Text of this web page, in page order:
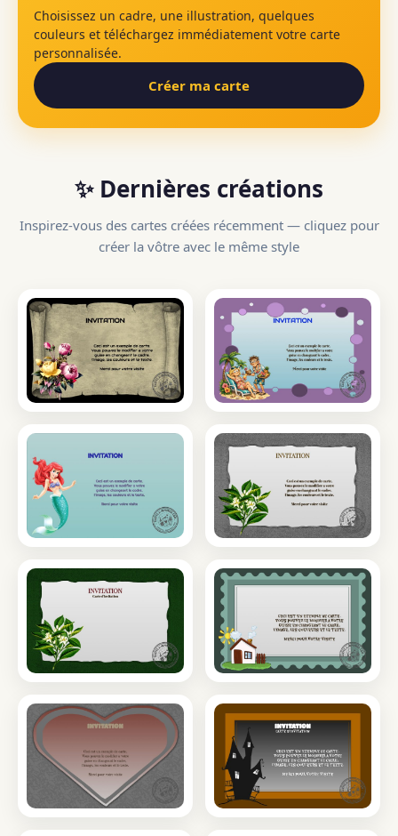
Choisissez un cadre, une illustration, quelques
couleurs et téléchargez immédiatement votre carte
personnalisée.
Créer ma carte
✨ Dernières créations
Inspirez-vous des cartes créées récemment — cliquez pour
créer la vôtre avec le même style